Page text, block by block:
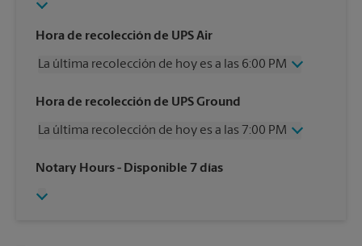
Hora de recolección de UPS Air
La última recolección de hoy es a las 6:00 PM
Miércoles
6:00 PM
Viernes
6:00 PM
Domingo
Sin Recolección
Hora de recolección de UPS Ground
La última recolección de hoy es a las 7:00 PM
Miércoles
7:00 PM
Viernes
Notary Hours- Disponible 7 días